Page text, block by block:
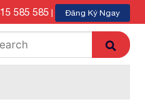
585 585 Đăng Ký Ngay